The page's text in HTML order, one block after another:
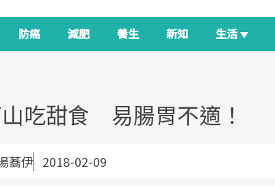
防癌 減肥 養生 新知 生活
吃甜食 易腸胃不適！
蕎伊 2018-02-09